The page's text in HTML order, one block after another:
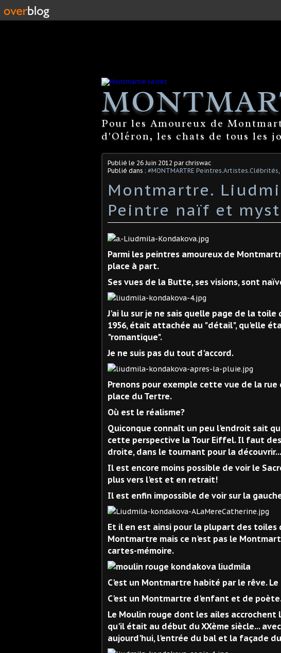
Pour les Amoureux de
d'Oléron, les chats de tous les
Publié le 26 Juin 2012 par chriswac
Publié dans : #MONTMARTRE Peintres.Artistes.Clébrités
Montmartre.
Peintre naïf et
Parmi les peintres amoureux de
place à part.
Ses vues de la Butte, ses visions, sont
J'ai lu sur je ne sais quelle page de la
1956, était attachée au "détail", qu'elle
"romantique".
Je ne suis pas du tout d'accord.
Prenons pour exemple cette vue de la
place du Tertre.
Où est le réalisme?
Quiconque connaît un peu l'endroit sait
cette perspective la Tour Eiffel. Il faut
droite, dans le tournant pour la découvrir...
Il est encore moins possible de voir le
plus vers l'est et en retrait!
Il est enfin impossible de voir sur la
Et il en est ainsi pour la plupart des toiles
Montmartre mais ce n'est pas le
cartes-mémoire.
C'est un Montmartre habité par le rêve.
C'est un Montmartre d'enfant et de
Le Moulin rouge dont les ailes
qu'il était au début du XXème siècle...
aujourd'hui, l'entrée du bal et la façade